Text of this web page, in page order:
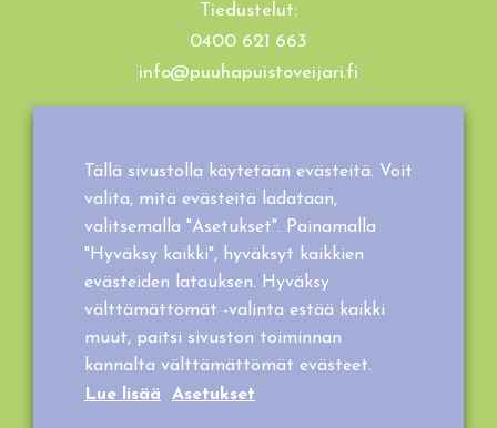
Tiedustelut:
0400 621 663
info@puuhapuistoveijari.fi
Tilaus- ja toimitusehdot
Tällä sivustolla käytetään evästeitä. Voit
valita, mitä evästeitä ladataan,
valitsemalla "Asetukset". Painamalla
"Hyväksy kaikki", hyväksyt kaikkien
evästeiden latauksen. Hyväksy
välttämättömät -valinta estää kaikki
muut, paitsi sivuston toiminnan
kannalta välttämättömät evästeet.
Lue lisää
Asetukset